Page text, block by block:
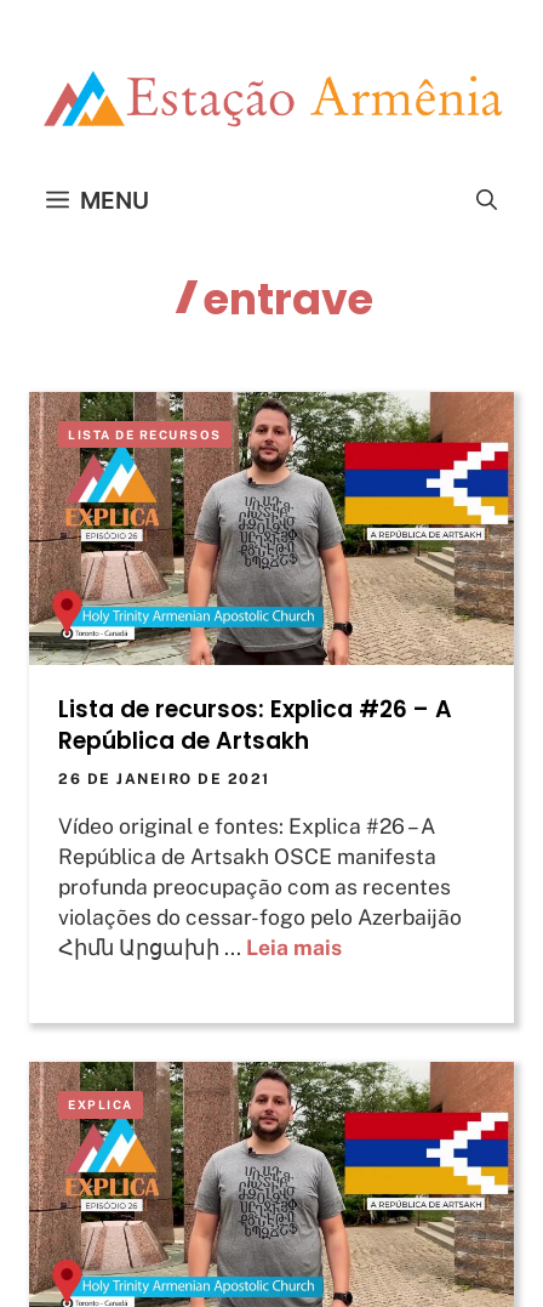
MENU
entrave
LISTA DE RECURSOS
Lista de recursos: Explica #26 – A
República de Artsakh
26 DE JANEIRO DE 2021
Vídeo original e fontes: Explica #26 – A
República de Artsakh OSCE manifesta
profunda preocupação com as recentes
violações do cessar-fogo pelo Azerbaijão
Հիմն Արցախի ... Leia mais
EXPLICA